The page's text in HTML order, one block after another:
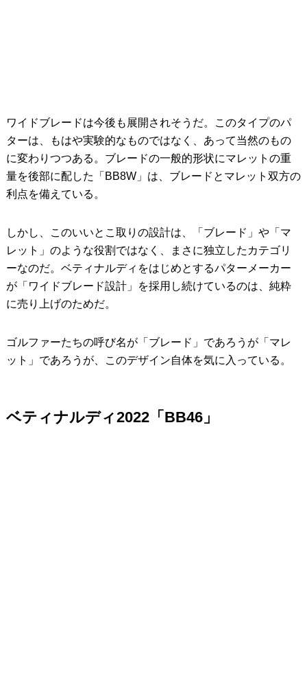
ワイドブレードは今後も展開されそうだ。このタイプのパ
ターは、もはや実験的なものではなく、あって当然のもの
に変わりつつある。ブレードの一般的形状にマレットの重
量を後部に配した「BB8W」は、ブレードとマレット双方の
利点を備えている。
しかし、このいいとこ取りの設計は、「ブレード」や「マ
レット」のような役割ではなく、まさに独立したカテゴリ
ーなのだ。ベティナルディをはじめとするパターメーカー
が「ワイドブレード設計」を採用し続けているのは、純粋
に売り上げのためだ。
ゴルファーたちの呼び名が「ブレード」であろうが「マレ
ット」であろうが、このデザイン自体を気に入っている。
ベティナルディ2022「BB46」